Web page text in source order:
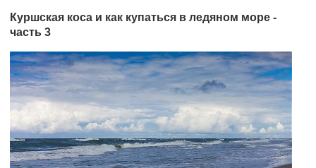
Куршская коса и как купаться в ледяном море -
часть 3